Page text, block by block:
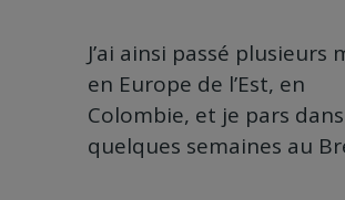
J’ai ainsi passé plusieurs
en Europe de l’Est, en
Colombie, et je pars dans
quelques semaines au